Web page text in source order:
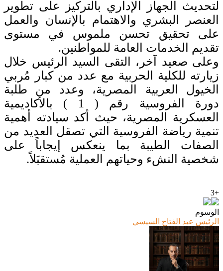
لتحديث الجهاز الإداري بالتركيز على تطوير
العنصر البشري والاهتمام بالإنسان والعمل
على تحقيق تحسن ملموس في مستوى
تقديم الخدمات العامة للمواطنين.
‏وعلى صعيد آخر، التقى السيد الرئيس خلال
زيارته للكلية الحربية مع عدد من كبار مُربي
الخيول العربية المصرية، وعدد من طلبة
دورة الفروسية رقم ( 1 ) بالأكاديمية
العسكرية المصرية، حيث أكد سيادته أهمية
تنمية رياضة الفروسية التي تصقل العديد من
الصفات الطيبة بما ينعكس إيجاباً على
شخصية النشء وحياتهم العملية مُستقبَلاً.
+3
الوسوم
الرئيس عبد الفتاح السيسي